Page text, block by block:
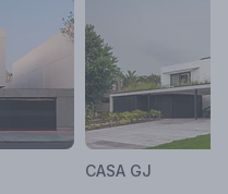
CASA GJ